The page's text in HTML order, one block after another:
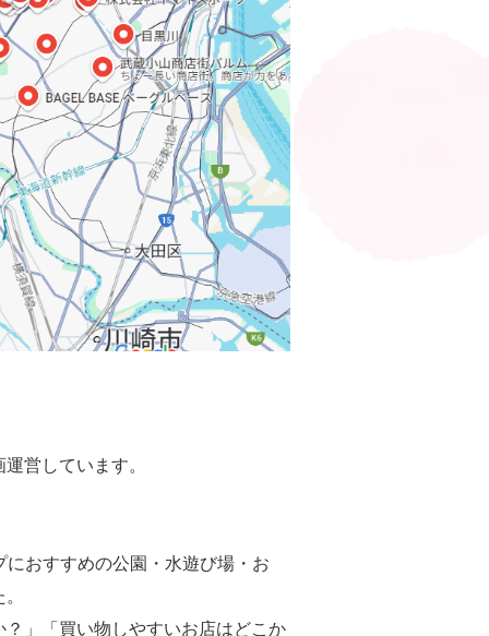
営しています。
おすすめの公園・水遊び場・お
」「買い物しやすいお店はどこか